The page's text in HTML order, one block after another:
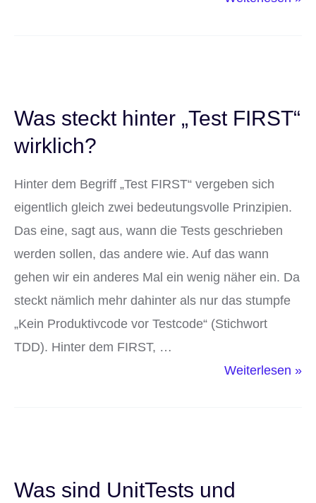
bei
berücksichtigen
Was steckt hinter „Test FIRST“
wirklich?
Hinter dem Begriff „Test FIRST“ vergeben sich
eigentlich gleich zwei bedeutungsvolle Prinzipien.
Das eine, sagt aus, wann die Tests geschrieben
werden sollen, das andere wie. Auf das wann
gehen wir ein anderes Mal ein wenig näher ein. Da
steckt nämlich mehr dahinter als nur das stumpfe
„Kein Produktivcode vor Testcode“ (Stichwort
TDD). Hinter dem FIRST, …
Was
wirklich?
Weiterlesen »
Was sind UnitTests und